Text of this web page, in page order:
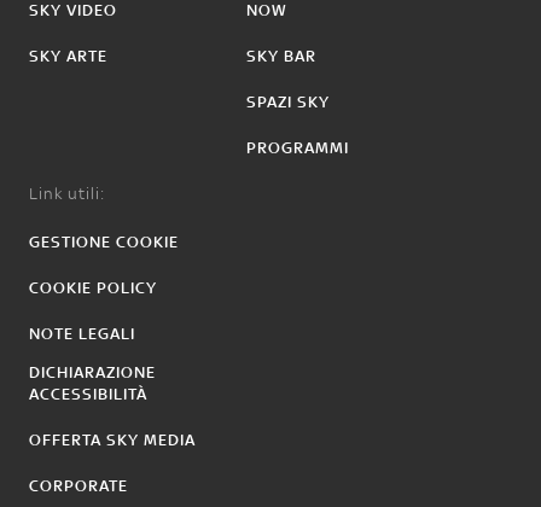
SKY VIDEO
SKY ARTE
NOW
SKY BAR
SPAZI SKY
PROGRAMMI
Link utili:
GESTIONE COOKIE
COOKIE POLICY
NOTE LEGALI
DICHIARAZIONE
ACCESSIBILITÀ
OFFERTA SKY MEDIA
CORPORATE